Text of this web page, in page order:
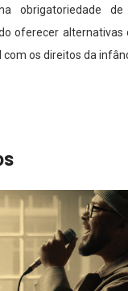
obrigatoriedade
oferecer alternativas
os direitos da